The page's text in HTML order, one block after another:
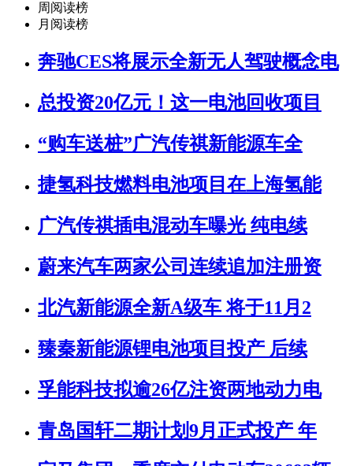
周阅读榜
月阅读榜
奔驰CES将展示全新无人驾驶概念电
总投资20亿元！这一电池回收项目
“购车送桩”广汽传祺新能源车全
捷氢科技燃料电池项目在上海氢能
广汽传祺插电混动车曝光 纯电续
蔚来汽车两家公司连续追加注册资
北汽新能源全新A级车 将于11月2
臻秦新能源锂电池项目投产 后续
孚能科技拟逾26亿注资两地动力电
青岛国轩二期计划9月正式投产 年